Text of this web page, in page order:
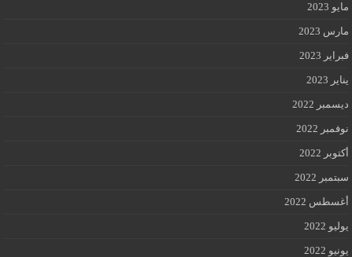
مايو 2023
مارس 2023
فبراير 2023
يناير 2023
ديسمبر 2022
نوفمبر 2022
أكتوبر 2022
سبتمبر 2022
أغسطس 2022
يوليو 2022
يونيو 2022